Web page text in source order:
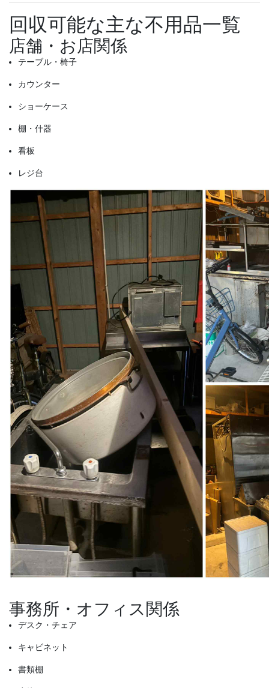
回収可能な主な不用品一覧
店舗・お店関係
テーブル・椅子
カウンター
ショーケース
棚・什器
看板
レジ台
事務所・オフィス関係
デスク・チェア
キャビネット
書類棚